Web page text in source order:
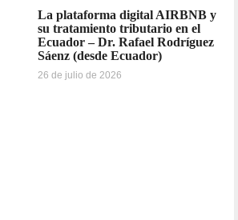
La plataforma digital AIRBNB y
su tratamiento tributario en el
Ecuador – Dr. Rafael Rodríguez
Sáenz (desde Ecuador)
26 de julio de 2026